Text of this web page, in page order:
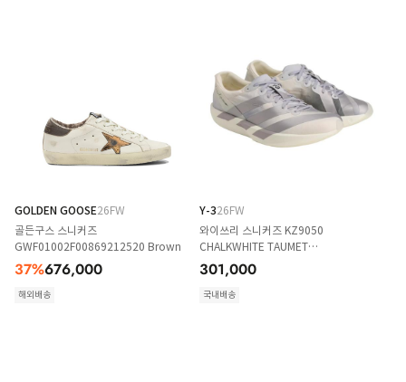
GOLDEN GOOSE26FW
골든구스 스니커즈
GWF01002F00869212520 Brown
37%676,000
해외배송
Y-326FW
와이쓰리 스니커즈 KZ9050
CHALKWHITE TAUMET
LGHSOLIDGREY DOM
301,000
국내배송